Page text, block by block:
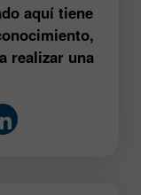
aquí tiene
realizar una